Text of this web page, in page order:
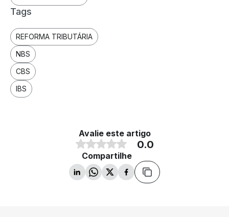
Tags
REFORMA TRIBUTÁRIA
NBS
CBS
IBS
Avalie este artigo
0.0
Compartilhe